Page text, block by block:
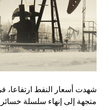
شهدت أسعار النفط ارتفاعا،
متجهة إلى إنهاء سلسلة